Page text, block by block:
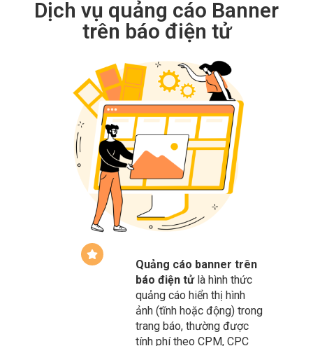
trên báo điện tử
Quảng cáo banner trên
báo điện tửlà hình thức
quảng cáo hiển thị hình